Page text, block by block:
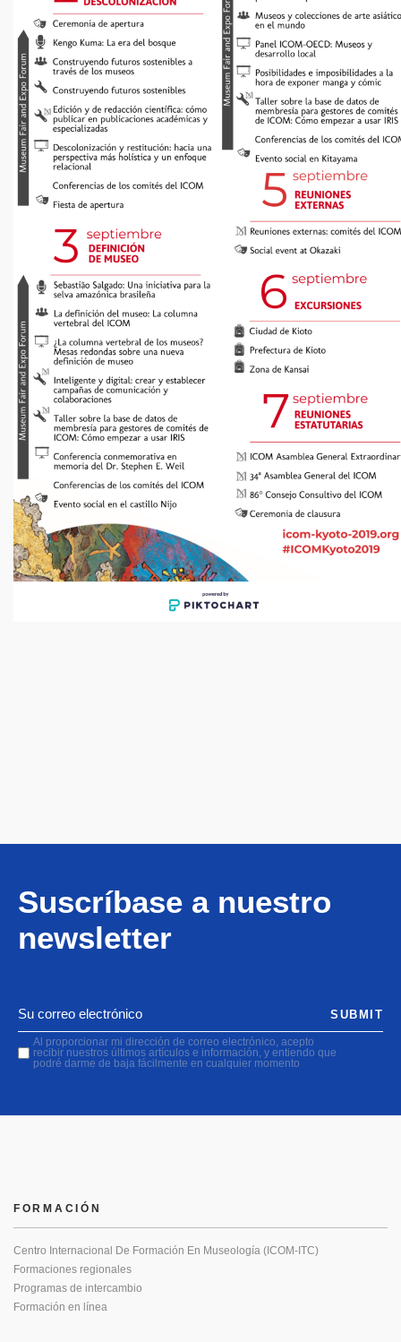
Suscríbase a nuestro
newsletter
Al proporcionar mi dirección de correo electrónico, acepto
recibir nuestros últimos artículos e información, y entiendo que
podré darme de baja fácilmente en cualquier momento
SUBMIT
FORMACIÓN
Centro Internacional De Formación En Museología (ICOM-ITC)
Formaciones regionales
Programas de intercambio
Formación en línea